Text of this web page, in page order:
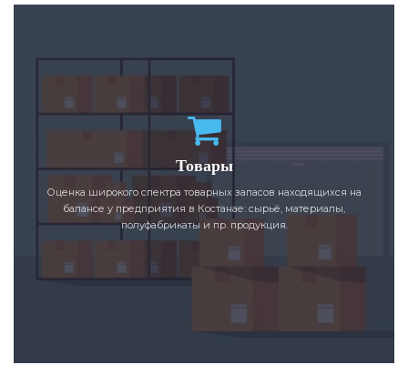
Товары
Оценка широкого спектра товарных запасов находящихся на
балансе у предприятия в Костанае: сырьё, материалы,
полуфабрикаты и пр. продукция.